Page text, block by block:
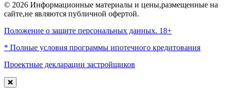
© 2026 Информационные материалы и цены,размещенные на
сайте,не являются публичной офертой.
Положение о защите персональных данных. 18+
* Полные условия программы ипотечного кредитования
Проектные декларации застройщиков